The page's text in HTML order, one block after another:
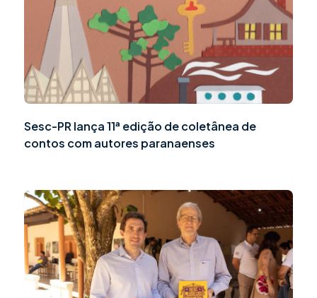
Sesc-PR lança 11ª edição de coletânea de
contos com autores paranaenses